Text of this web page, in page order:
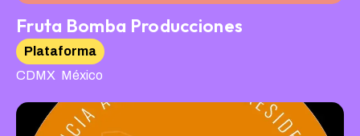
Fruta Bomba Producciones
Plataforma
CDMX México